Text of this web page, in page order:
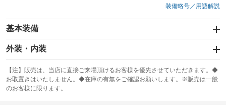
装備略号／用語解説
基本装備
エアバッグ：運転席/助手席/サイド
：装備あり
：装備あり
サンルーフ
：装備なし ABS
外装・内装
カーナビ：メモリーナビ他
：装備あり
TV：フルセグ
：装備あり
【注】販売は、当店に直接ご来場頂けるお客様を優先させていただきます。◆
お取置きはいたしません。◆在庫の有無をご確認お願いします。※販売は一般
のお客様に限ります。